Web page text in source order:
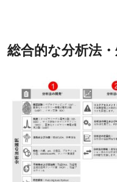
総合的な分析法